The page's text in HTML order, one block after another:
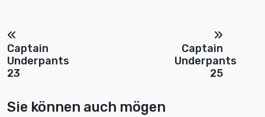
Captain
Underpants
23
Captain
Underpants
25
Sie können auch mögen